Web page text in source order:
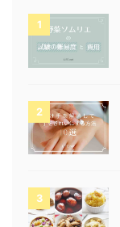
1
2
3